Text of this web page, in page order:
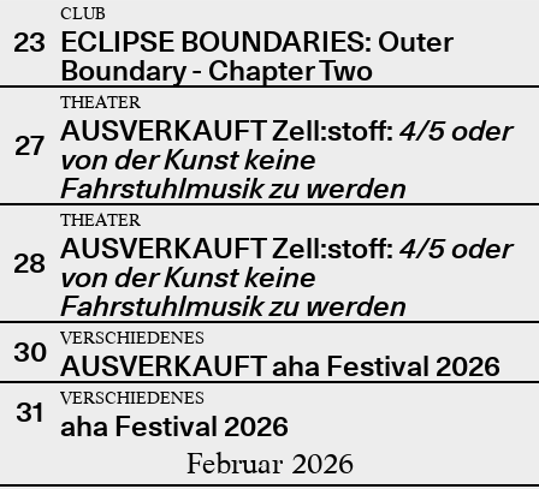
23
CLUB
ECLIPSE BOUNDARIES: Outer
Boundary - Chapter Two
27
THEATER
AUSVERKAUFT Zell:stoff: 4/5 oder
von der Kunst keine
Fahrstuhlmusik zu werden
28
THEATER
AUSVERKAUFT Zell:stoff: 4/5 oder
von der Kunst keine
Fahrstuhlmusik zu werden
30
VERSCHIEDENES
AUSVERKAUFT aha Festival 2026
31
VERSCHIEDENES
aha Festival 2026
Februar 2026